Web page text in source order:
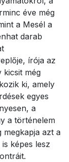
éve még
a Mesél a
darab
írója az
kicsit még
ki, amely
egyes
a
a történelem
azt a
képes lesz